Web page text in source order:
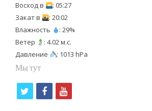
Восход в
: 05:27
Закат в
: 20:02
Влажность
: 29%
Ветер
: 4.02 м.с.
Давление
: 1013 hPa
Мы тут
f
y